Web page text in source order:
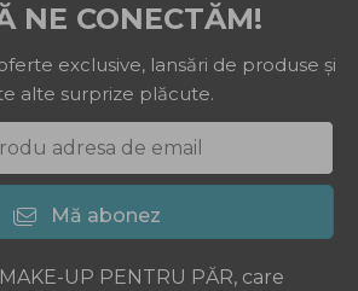
NE CONECTĂM!
exclusive, lansări de produse și
alte surprize plăcute.
Mă abonez
UP PENTRU PĂR, care